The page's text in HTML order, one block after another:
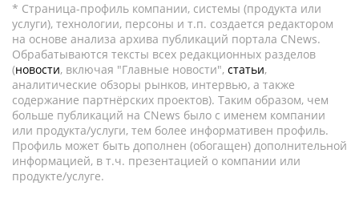
* Страница-профиль компании, системы (продукта или
услуги), технологии, персоны и т.п. создается редактором
на основе анализа архива публикаций портала CNews.
Обрабатываются тексты всех редакционных разделов
(новости, включая "Главные новости", статьи,
аналитические обзоры рынков, интервью, а также
содержание партнёрских проектов). Таким образом, чем
больше публикаций на CNews было с именем компании
или продукта/услуги, тем более информативен профиль.
Профиль может быть дополнен (обогащен) дополнительной
информацией, в т.ч. презентацией о компании или
продукте/услуге.